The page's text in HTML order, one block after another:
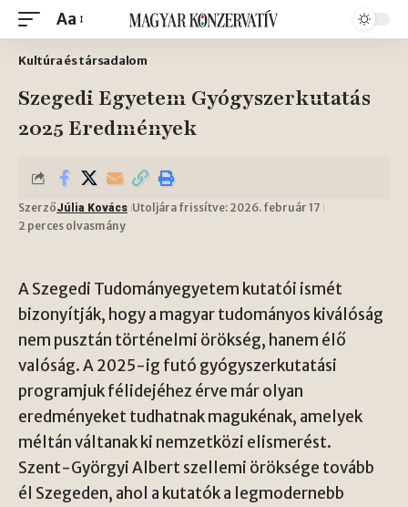
Aa
Kultúra és társadalom
Szegedi Egyetem Gyógyszerkutatás
2025 Eredmények
SzerzőJúlia Kovács Utoljára frissítve: 2026. február 17
2 perces olvasmány
A Szegedi Tudományegyetem kutatói ismét
bizonyítják, hogy a magyar tudományos kiválóság
nem pusztán történelmi örökség, hanem élő
valóság. A 2025-ig futó gyógyszerkutatási
programjuk félidejéhez érve már olyan
eredményeket tudhatnak magukénak, amelyek
méltán váltanak ki nemzetközi elismerést.
Szent-Györgyi Albert szellemi öröksége tovább
él Szegeden, ahol a kutatók a legmodernebb